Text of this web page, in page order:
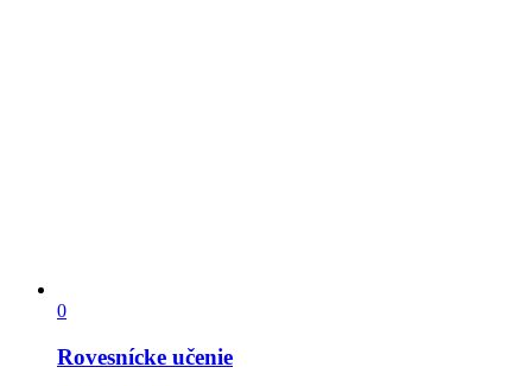
0
Rovesnícke učenie